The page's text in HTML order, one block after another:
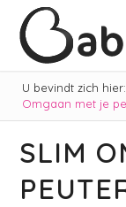
U bevindt zich hier:
Omgaan met je
SLIM